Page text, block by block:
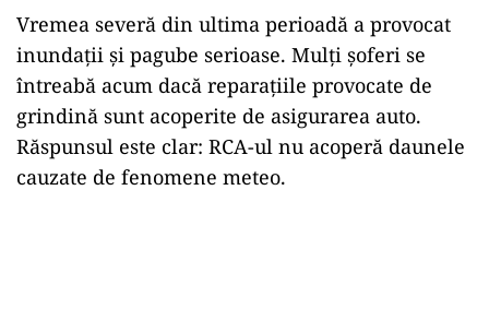
Vremea severă din ultima perioadă a provocat
inundații și pagube serioase. Mulți șoferi se
întreabă acum dacă reparațiile provocate de
grindină sunt acoperite de asigurarea auto.
Răspunsul este clar: RCA-ul nu acoperă daunele
cauzate de fenomene meteo.